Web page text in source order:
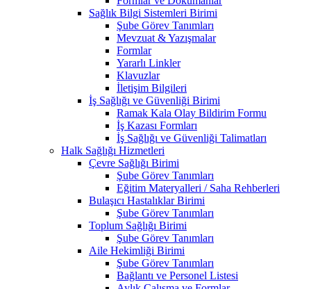
Sağlık Bilgi Sistemleri Birimi
Şube Görev Tanımları
Mevzuat & Yazışmalar
Formlar
Yararlı Linkler
Klavuzlar
İletişim Bilgileri
İş Sağlığı ve Güvenliği Birimi
Ramak Kala Olay Bildirim Formu
İş Kazası Formları
İş Sağlığı ve Güvenliği Talimatları
Halk Sağlığı Hizmetleri
Çevre Sağlığı Birimi
Şube Görev Tanımları
Eğitim Materyalleri / Saha Rehberleri
Bulaşıcı Hastalıklar Birimi
Şube Görev Tanımları
Toplum Sağlığı Birimi
Şube Görev Tanımları
Aile Hekimliği Birimi
Şube Görev Tanımları
Bağlantı ve Personel Listesi